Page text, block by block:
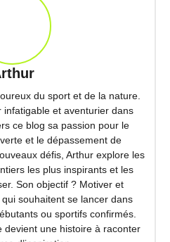
du sport et de la nature.
et aventurier dans
ce blog sa passion pour le
et le dépassement de
défis, Arthur explore les
les plus inspirants et les
Son objectif ? Motiver et
souhaitent se lancer dans
ou sportifs confirmés.
devient une histoire à raconter